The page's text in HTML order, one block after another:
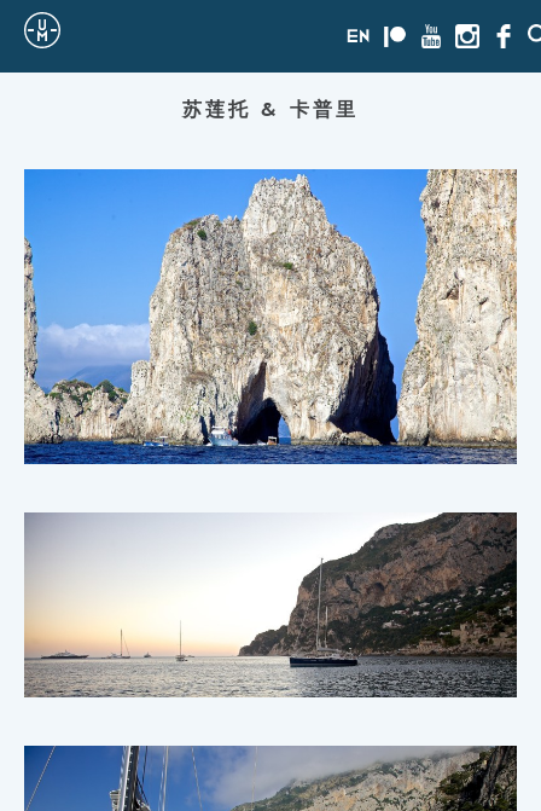
Sailing
Instagram
Youtube
Patreon
en
苏莲托 & 卡普里